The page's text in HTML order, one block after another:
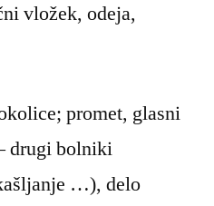
vložek, odeja,
promet, glasni
drugi bolniki
…), delo